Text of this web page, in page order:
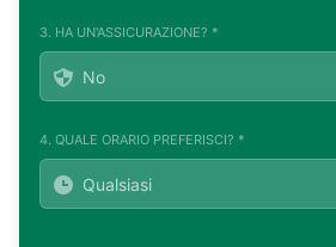
3. HA UN'ASSICURAZIONE? *
4. QUALE ORARIO PREFERISCI? *